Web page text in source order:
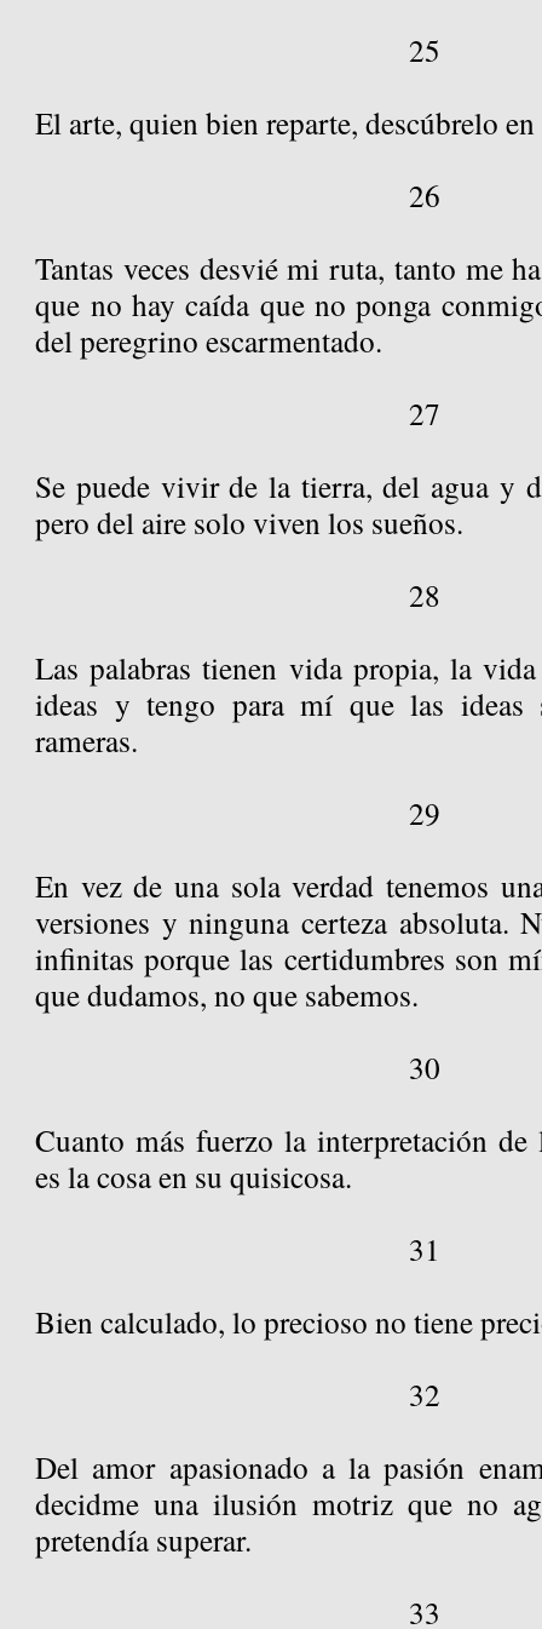
25
El arte, quien bien reparte, descúbrelo en
26
Tantas veces desvié mi ruta, tanto me
que no hay caída que no ponga
del peregrino escarmentado.
27
Se puede vivir de la tierra, del agua y
pero del aire solo viven los sueños.
28
Las palabras tienen vida propia, la
ideas y tengo para mí que las ideas
rameras.
29
En vez de una sola verdad tenemos
versiones y ninguna certeza absoluta.
infinitas porque las certidumbres son
que dudamos, no que sabemos.
30
Cuanto más fuerzo la interpretación de
es la cosa en su quisicosa.
31
Bien calculado, lo precioso no tiene
32
Del amor apasionado a la pasión
decidme una ilusión motriz que no
pretendía superar.
33